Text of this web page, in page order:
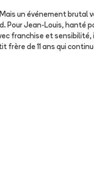
un événement brutal
Jean-Louis, hanté
franchise et
de 11 ans qui